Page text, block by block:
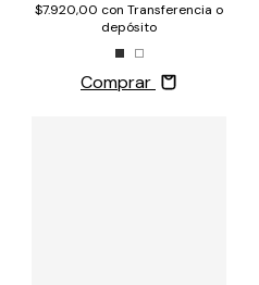
$7.920,00 con Transferencia o
depósito
Comprar